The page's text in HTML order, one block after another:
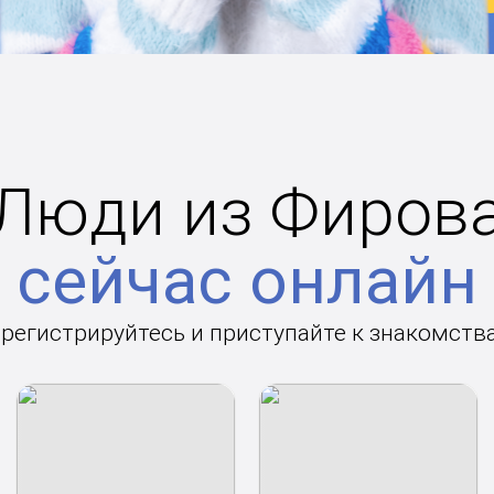
из
сейчас онлайн
и приступайте к